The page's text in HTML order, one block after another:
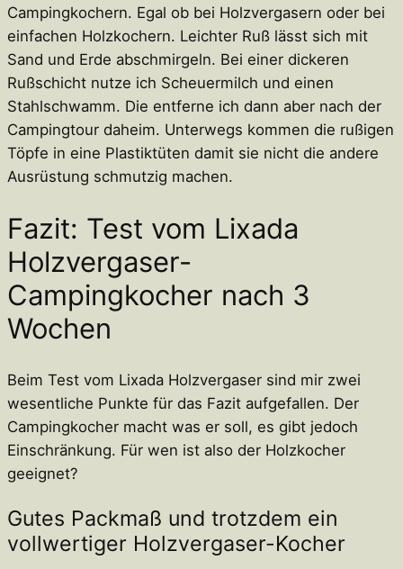
Campingkochern. Egal ob bei Holzvergasern oder bei
einfachen Holzkochern. Leichter Ruß lässt sich mit
Sand und Erde abschmirgeln. Bei einer dickeren
Rußschicht nutze ich Scheuermilch und einen
Stahlschwamm. Die entferne ich dann aber nach der
Campingtour daheim. Unterwegs kommen die rußigen
Töpfe in eine Plastiktüten damit sie nicht die andere
Ausrüstung schmutzig machen.
Fazit: Test vom Lixada
Holzvergaser-
Campingkocher nach 3
Wochen
Beim Test vom Lixada Holzvergaser sind mir zwei
wesentliche Punkte für das Fazit aufgefallen. Der
Campingkocher macht was er soll, es gibt jedoch
Einschränkung. Für wen ist also der Holzkocher
geeignet?
Gutes Packmaß und trotzdem ein
vollwertiger Holzvergaser-Kocher